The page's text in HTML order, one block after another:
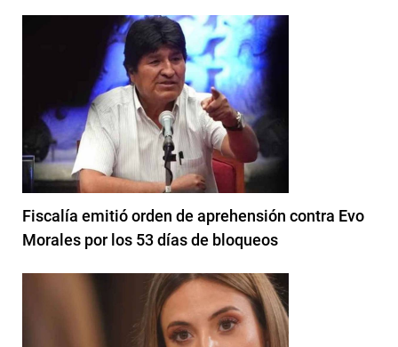
Fiscalía emitió orden de aprehensión contra Evo
Morales por los 53 días de bloqueos